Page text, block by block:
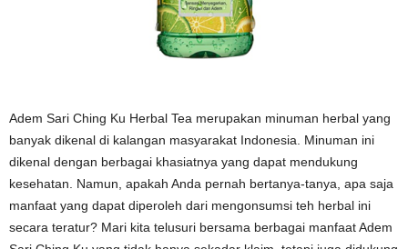
Adem Sari Ching Ku Herbal Tea merupakan minuman herbal yang
banyak dikenal di kalangan masyarakat Indonesia. Minuman ini
dikenal dengan berbagai khasiatnya yang dapat mendukung
kesehatan. Namun, apakah Anda pernah bertanya-tanya, apa saja
manfaat yang dapat diperoleh dari mengonsumsi teh herbal ini
secara teratur? Mari kita telusuri bersama berbagai manfaat Adem